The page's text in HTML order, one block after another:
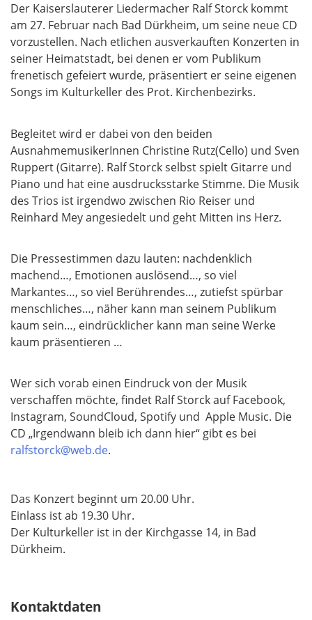
Der Kaiserslauterer Liedermacher Ralf Storck kommt
am 27. Februar nach Bad Dürkheim, um seine neue CD
vorzustellen. Nach etlichen ausverkauften Konzerten in
seiner Heimatstadt, bei denen er vom Publikum
frenetisch gefeiert wurde, präsentiert er seine eigenen
Songs im Kulturkeller des Prot. Kirchenbezirks.
Begleitet wird er dabei von den beiden
AusnahmemusikerInnen Christine Rutz(Cello) und Sven
Ruppert (Gitarre). Ralf Storck selbst spielt Gitarre und
Piano und hat eine ausdrucksstarke Stimme. Die Musik
des Trios ist irgendwo zwischen Rio Reiser und
Reinhard Mey angesiedelt und geht Mitten ins Herz.
Die Pressestimmen dazu lauten: nachdenklich
machend…, Emotionen auslösend…, so viel
Markantes…, so viel Berührendes…, zutiefst spürbar
menschliches…, näher kann man seinem Publikum
kaum sein…, eindrücklicher kann man seine Werke
kaum präsentieren …
Wer sich vorab einen Eindruck von der Musik
verschaffen möchte, findet Ralf Storck auf Facebook,
Instagram, SoundCloud, Spotify und Apple Music. Die
CD „Irgendwann bleib ich dann hier“ gibt es bei
ralfstorck@web.de.
Das Konzert beginnt um 20.00 Uhr.
Einlass ist ab 19.30 Uhr.
Der Kulturkeller ist in der Kirchgasse 14, in Bad
Dürkheim.
Kontaktdaten